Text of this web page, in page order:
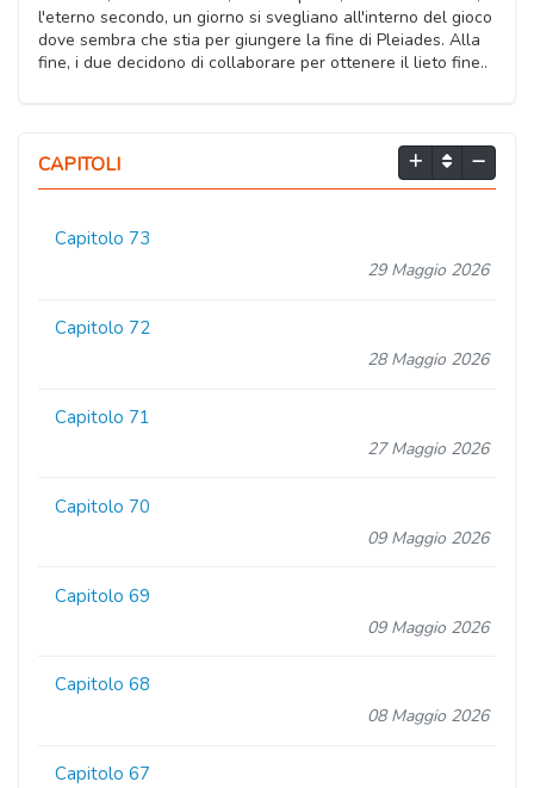
l'eterno secondo, un giorno si svegliano all'interno del gioco
dove sembra che stia per giungere la fine di Pleiades. Alla
fine, i due decidono di collaborare per ottenere il lieto fine..
CAPITOLI
Capitolo 73
29 Maggio 2026
Capitolo 72
28 Maggio 2026
Capitolo 71
27 Maggio 2026
Capitolo 70
09 Maggio 2026
Capitolo 69
09 Maggio 2026
Capitolo 68
08 Maggio 2026
Capitolo 67